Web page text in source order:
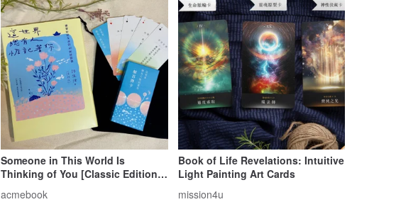
Someone in This World Is
Thinking of You [Classic Edition]
acmebook
Book of Life Revelations: Intuitive
Light Painting Art Cards
mission4u